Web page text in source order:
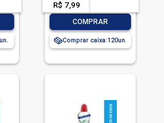
R$ 7,99
COMPRAR
Comprar caixa:120